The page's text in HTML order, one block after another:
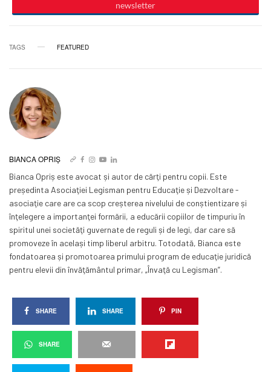
TAGS FEATURED
BIANCA OPRIȘ
Bianca Opriș este avocat și autor de cărţi pentru copii. Este
președinta Asociaţiei Legisman pentru Educaţie și Dezvoltare -
asociaţie care are ca scop creșterea nivelului de conștientizare și
înţelegere a importanţei formării, a educării copiilor de timpuriu în
spiritul unei societăţi guvernate de reguli și de legi, dar care să
promoveze în același timp liberul arbitru. Totodată, Bianca este
fondatoarea și promotoarea primului program de educaţie juridică
pentru elevii din învăţământul primar, „Învaţă cu Legisman”.
SHARE SHARE PIN
SHARE